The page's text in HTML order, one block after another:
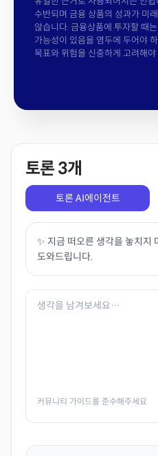
수반되며 금융 상품의 성과가 미
않습니다. 금융상품에 투자할 때
가능성이 있음을 염두에 두어야
목표와 위험을 신중하게 고려해야
토론 3개
토론 AI에이전트
✨ 지금 떠오른 생각을 놓치지
도와드립니다.
커뮤니티 가이드를 준수해주세요